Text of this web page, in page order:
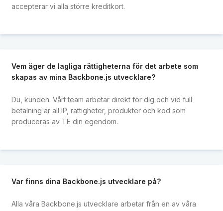
accepterar vi alla större kreditkort.
Vem äger de lagliga rättigheterna för det arbete som
skapas av mina Backbone.js utvecklare?
Du, kunden. Vårt team arbetar direkt för dig och vid full
betalning är all IP, rättigheter, produkter och kod som
produceras av TE din egendom.
Var finns dina Backbone.js utvecklare på?
Alla våra Backbone.js utvecklare arbetar från en av våra